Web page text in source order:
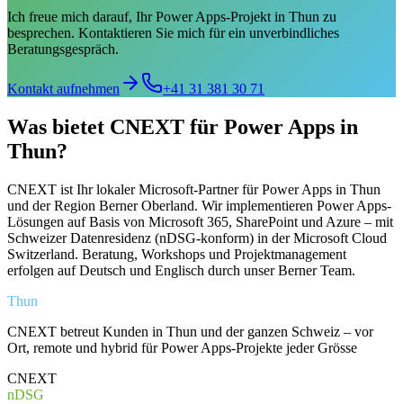
Ich freue mich darauf, Ihr Power Apps-Projekt in Thun zu
besprechen. Kontaktieren Sie mich für ein unverbindliches
Beratungsgespräch.
Kontakt aufnehmen +41 31 381 30 71
Was bietet CNEXT für Power Apps in
Thun?
CNEXT ist Ihr lokaler Microsoft-Partner für Power Apps in Thun
und der Region Berner Oberland. Wir implementieren Power Apps-
Lösungen auf Basis von Microsoft 365, SharePoint und Azure – mit
Schweizer Datenresidenz (nDSG-konform) in der Microsoft Cloud
Switzerland. Beratung, Workshops und Projektmanagement
erfolgen auf Deutsch und Englisch durch unser Berner Team.
Thun
CNEXT betreut Kunden in Thun und der ganzen Schweiz – vor
Ort, remote und hybrid für Power Apps-Projekte jeder Grösse
CNEXT
nDSG